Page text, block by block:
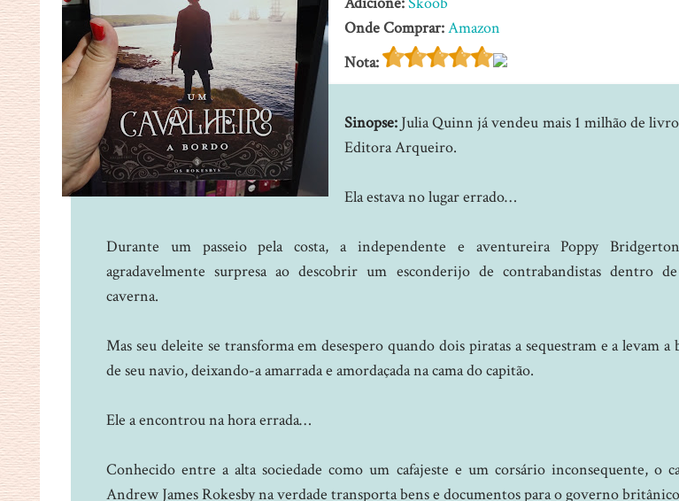
Onde Comprar:Amazon
Nota:
Sinopse: Julia Quinn já vendeu mais 1 milhão de
Editora Arqueiro.
Ela estava no lugar errado…
Durante um passeio pela costa, a independente e aventureira Poppy
agradavelmente surpresa ao descobrir um esconderijo de contrabandistas dentro
caverna.
Mas seu deleite se transforma em desespero quando dois piratas a sequestram e a levam a
de seu navio, deixando-a amarrada e amordaçada na cama do capitão.
Ele a encontrou na hora errada…
Conhecido entre a alta sociedade como um cafajeste e um corsário inconsequente, o
Andrew James Rokesby na verdade transporta bens e documentos para o governo